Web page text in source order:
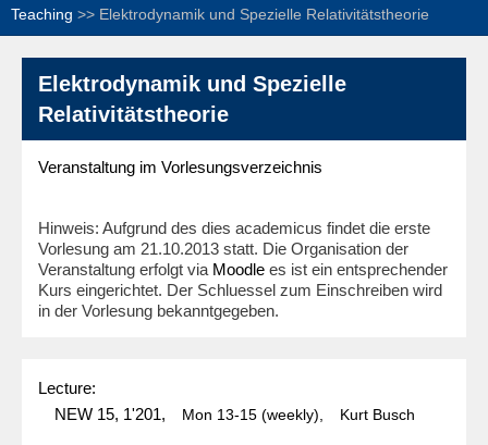
Teaching >> Elektrodynamik und Spezielle Relativitätstheorie
Elektrodynamik und Spezielle
Relativitätstheorie
Veranstaltung im Vorlesungsverzeichnis
Hinweis: Aufgrund des dies academicus findet die erste
Vorlesung am 21.10.2013 statt. Die Organisation der
Veranstaltung erfolgt via Moodle es ist ein entsprechender
Kurs eingerichtet. Der Schluessel zum Einschreiben wird
in der Vorlesung bekanntgegeben.
Lecture:
NEW 15, 1'201,
Mon 13-15 (weekly), Kurt Busch